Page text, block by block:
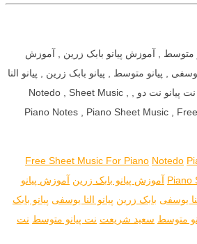
متوسط , آموزش پیانو بابک زرین , آموزش
, پیانو متوسط , پیانو بابک زرین , پیانو النا
یوسفی , نت پیانو متوسط , نت پیانو نت دو , Notedo , Sheet Music ,
Piano Notes , Piano Sheet Music ,
Free Sheet Music For Piano Notedo
Piano آموزش پیانو بابک زرین آموزش پیانو
یوسفی بابک زرین پیانو النا یوسفی پیانو بابک
متوسط سعید شریعت نت پیانو متوسط نت